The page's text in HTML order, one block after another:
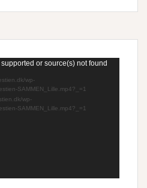
or source(s) not found
wp-
SAMMEN_Lille.mp4?_=1
wp-
SAMMEN_Lille.mp4?_=1